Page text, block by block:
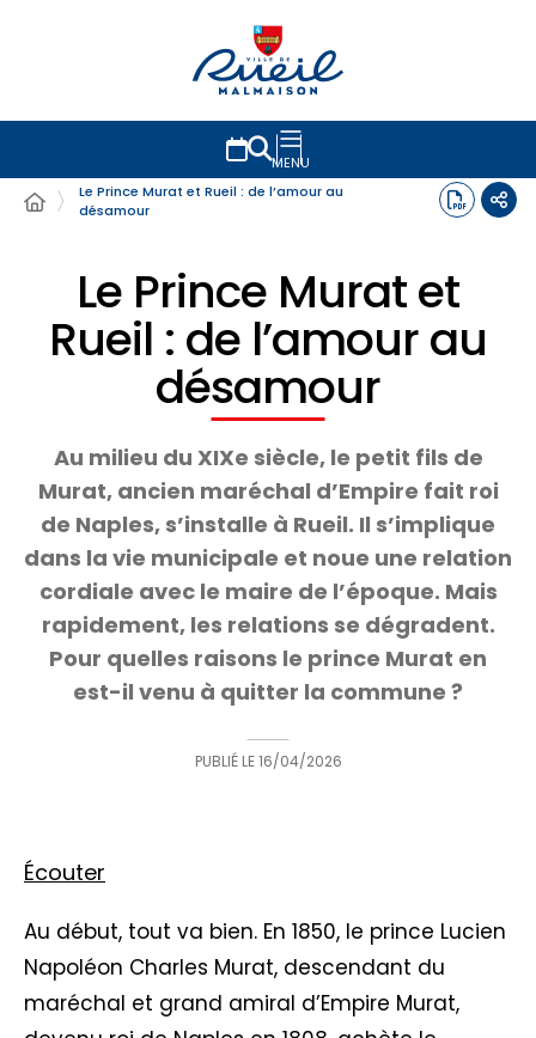
MENU
Le Prince Murat et Rueil : de l’amour au
désamour
Le Prince Murat et
Rueil : de l’amour au
désamour
Au milieu du XIXe siècle, le petit fils de
Murat, ancien maréchal d’Empire fait roi
de Naples, s’installe à Rueil. Il s’implique
dans la vie municipale et noue une relation
cordiale avec le maire de l’époque. Mais
rapidement, les relations se dégradent.
Pour quelles raisons le prince Murat en
est-il venu à quitter la commune ?
PUBLIÉ LE 16/04/2026
Écouter
Au début, tout va bien. En 1850, le prince Lucien
Napoléon Charles Murat, descendant du
maréchal et grand amiral d’Empire Murat,